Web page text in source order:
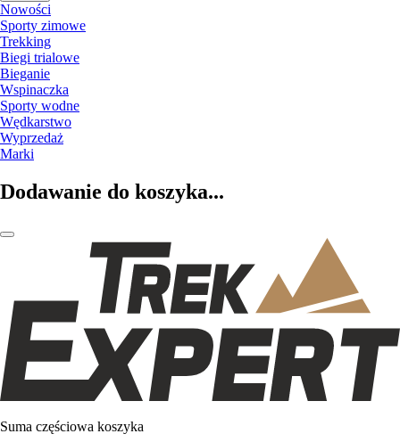
Nowości
Sporty zimowe
Trekking
Biegi trialowe
Bieganie
Wspinaczka
Sporty wodne
Wędkarstwo
Wyprzedaż
Marki
Dodawanie do koszyka...
Suma częściowa koszyka